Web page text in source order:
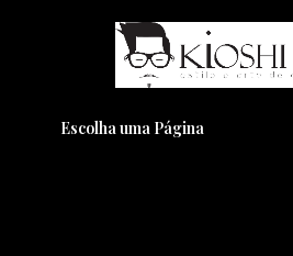
Escolha uma Página
Pensando em
Visual??